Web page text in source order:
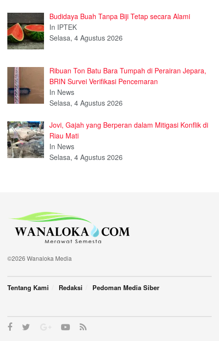
Budidaya Buah Tanpa Biji Tetap secara Alami
In IPTEK
Selasa, 4 Agustus 2026
Ribuan Ton Batu Bara Tumpah di Perairan Jepara,
BRIN Survei Verifikasi Pencemaran
In News
Selasa, 4 Agustus 2026
Jovi, Gajah yang Berperan dalam Mitigasi Konflik di
Riau Mati
In News
Selasa, 4 Agustus 2026
©2026 Wanaloka Media
Tentang Kami Redaksi Pedoman Media Siber